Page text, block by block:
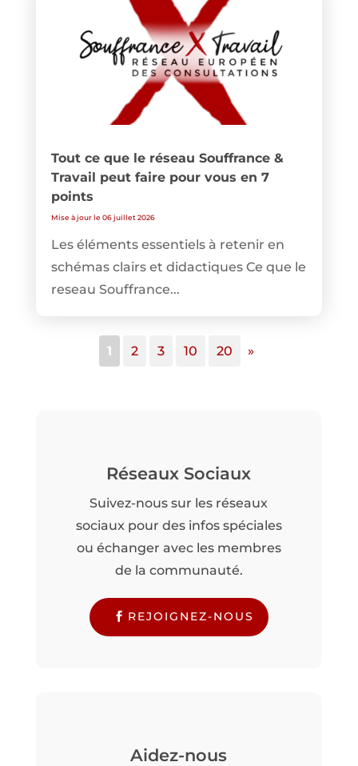
Tout ce que le réseau Souffrance &
Travail peut faire pour vous en 7
points
Mise à jour le 06 juillet 2026
Les éléments essentiels à retenir en
schémas clairs et didactiques Ce que le
reseau Souffrance...
1 2 3 10 20 »
Réseaux Sociaux
Suivez-nous sur les réseaux
sociaux pour des infos spéciales
ou échanger avec les membres
de la communauté.
REJOIGNEZ-NOUS
Aidez-nous